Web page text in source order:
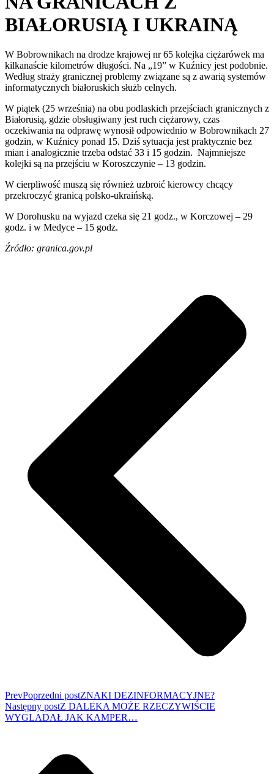
BIAŁORUSIĄ I UKRAINĄ
W Bobrownikach na drodze krajowej nr 65 kolejka ciężarówek ma
kilkanaście kilometrów długości. Na „19” w Kuźnicy jest podobnie.
Według straży granicznej problemy związane są z awarią systemów
informatycznych białoruskich służb celnych.
W piątek (25 września) na obu podlaskich przejściach granicznych z
Białorusią, gdzie obsługiwany jest ruch ciężarowy, czas
oczekiwania na odprawę wynosił odpowiednio w Bobrownikach 27
godzin, w Kuźnicy ponad 15. Dziś sytuacja jest praktycznie bez
mian i analogicznie trzeba odstać 33 i 15 godzin. Najmniejsze
kolejki są na przejściu w Koroszczynie – 13 godzin.
W cierpliwość muszą się również uzbroić kierowcy chcący
przekroczyć granicą polsko-ukraińską.
W Dorohusku na wyjazd czeka się 21 godz., w Korczowej – 29
godz. i w Medyce – 15 godz.
Źródło: granica.gov.pl
PrevPoprzedni postZNAKI DEZINFORMACYJNE?
Następny postZ DALEKA MOŻE RZECZYWIŚCIE
WYGLADAŁ JAK KAMPER…